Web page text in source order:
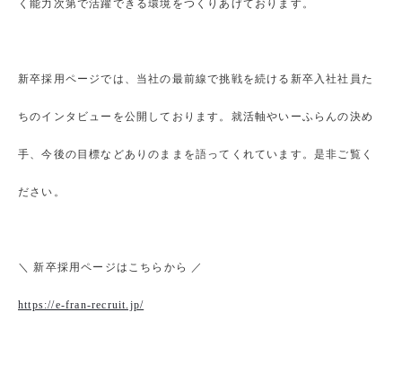
く能力次第で活躍できる環境をつくりあげております。
新卒採用ページでは、当社の最前線で挑戦を続ける新卒入社社員た
ちのインタビューを公開しております。就活軸やいーふらんの決め
手、今後の目標などありのままを語ってくれています。是非ご覧く
ださい。
＼ 新卒採用ページはこちらから ／
https://e-fran-recruit.jp/